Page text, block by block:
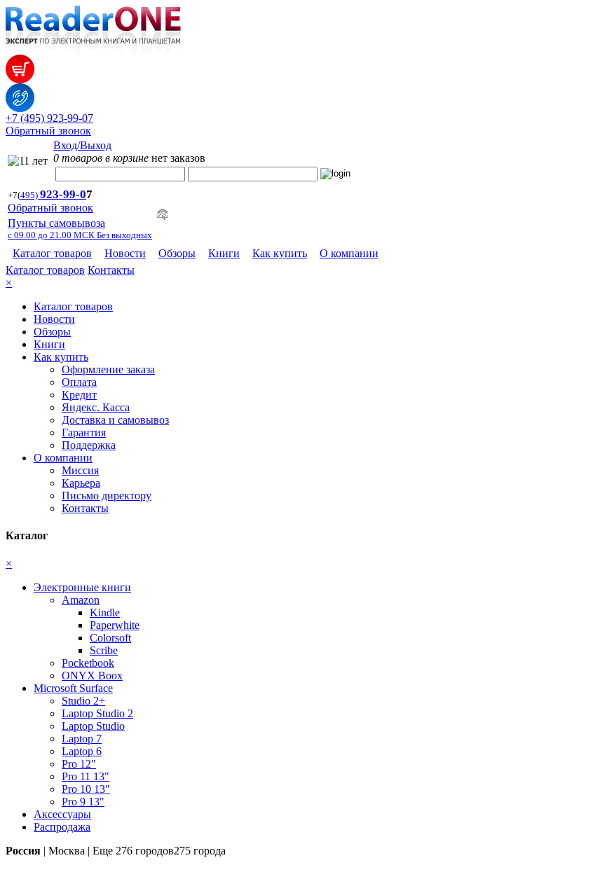
+7 (495) 923-99-07
Обратный звонок
Вход/Выход
0 товаров в корзине нет заказов
+7(495) 923-99-07
Обратный звонок
Пункты самовывоза
с 09.00 до 21.00 МСК Без выходных
Каталог товаров Новости Обзоры Книги Как купить
О компании
Каталог товаров Контакты
×
Каталог товаров
Новости
Обзоры
Книги
Как купить
Оформление заказа
Оплата
Кредит
Яндекс. Касса
Доставка и самовывоз
Гарантия
Поддержка
О компании
Миссия
Карьера
Письмо директору
Контакты
Каталог
×
Электронные книги
Amazon
Kindle
Paperwhite
Colorsoft
Scribe
Pocketbook
ONYX Boox
Microsoft Surface
Studio 2+
Laptop Studio 2
Laptop Studio
Laptop 7
Laptop 6
Pro 12"
Pro 11 13"
Pro 10 13"
Pro 9 13"
Аксессуары
Распродажа
Россия | Москва | Еще 276 городов275 города